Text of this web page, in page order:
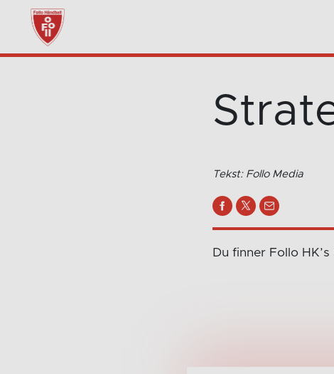
Tekst: Follo Media
Du finner Follo